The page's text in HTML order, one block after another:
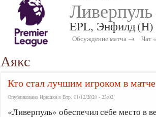
EPL, Энфилд(H)
Обсуждение матча → Чат
Аякс
Кто стал лучшим игроком в
Опубликовано Иришка в Втр, 01/12/2020 - 23:02
«Ливерпуль» обеспечил себе место в